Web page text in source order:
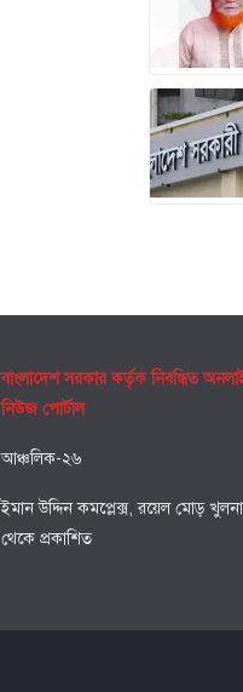
বাংলাদেশ সরকার কর্তৃক নিবন্ধিত
নিউজ পোর্টাল
আঞ্চলিক-২৬
ইমান উদ্দিন কমপ্লেক্স, রয়েল মোড় খুলনা
থেকে প্রকাশিত